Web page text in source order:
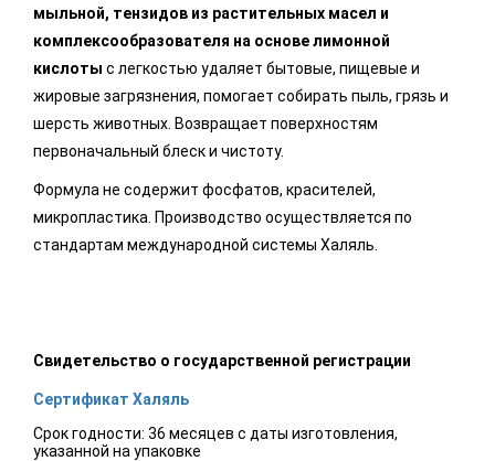
мыльной, тензидов из растительных масел и
комплексообразователя на основе лимонной
кислоты с легкостью удаляет бытовые, пищевые и
жировые загрязнения, помогает собирать пыль, грязь и
шерсть животных. Возвращает поверхностям
первоначальный блеск и чистоту.
Формула не содержит фосфатов, красителей,
микропластика. Производство осуществляется по
стандартам международной системы Халяль.
Свидетельство о государственной регистрации
Сертификат Халяль
Срок годности: 36 месяцев с даты изготовления,
указанной на упаковке